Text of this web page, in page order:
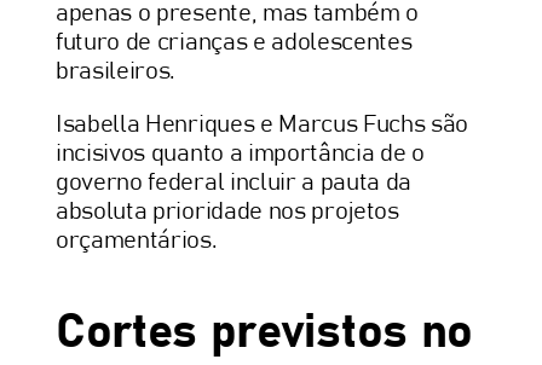
apenas o presente, mas também o
futuro de crianças e adolescentes
brasileiros.
Isabella Henriques e Marcus Fuchs são
incisivos quanto a importância de o
governo federal incluir a pauta da
absoluta prioridade nos projetos
orçamentários.
Cortes previstos no